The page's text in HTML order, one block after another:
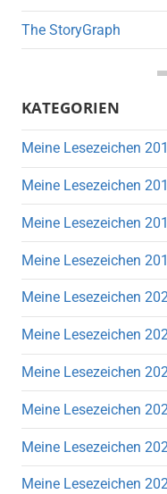
The StoryGraph
KATEGORIEN
Meine Lesezeichen
Meine Lesezeichen
Meine Lesezeichen
Meine Lesezeichen
Meine Lesezeichen
Meine Lesezeichen
Meine Lesezeichen
Meine Lesezeichen
Meine Lesezeichen
Meine Lesezeichen